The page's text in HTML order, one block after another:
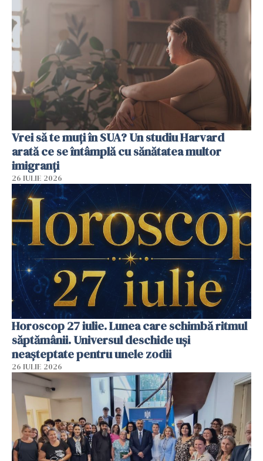
Vrei să te muți în SUA? Un studiu Harvard
arată ce se întâmplă cu sănătatea multor
imigranți
26 IULIE 2026
Horoscop 27 iulie. Lunea care schimbă ritmul
săptămânii. Universul deschide uși
neașteptate pentru unele zodii
26 IULIE 2026